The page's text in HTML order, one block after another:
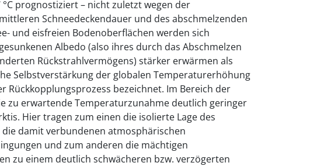
prognostiziert – nicht zuletzt wegen der
Schneedeckendauer und des abschmelzenden
und eisfreien Bodenoberflächen werden sich
Albedo (also ihres durch das Abschmelzen
Rückstrahlvermögens) stärker erwärmen als
Selbstverstärkung der globalen Temperaturerhöhung
Rückkopplungsprozess bezeichnet. Im Bereich der
zu erwartende Temperaturzunahme deutlich geringer
Hier tragen zum einen die isolierte Lage des
damit verbundenen atmosphärischen
und zum anderen die mächtigen
zu einem deutlich schwächeren bzw. verzögerten